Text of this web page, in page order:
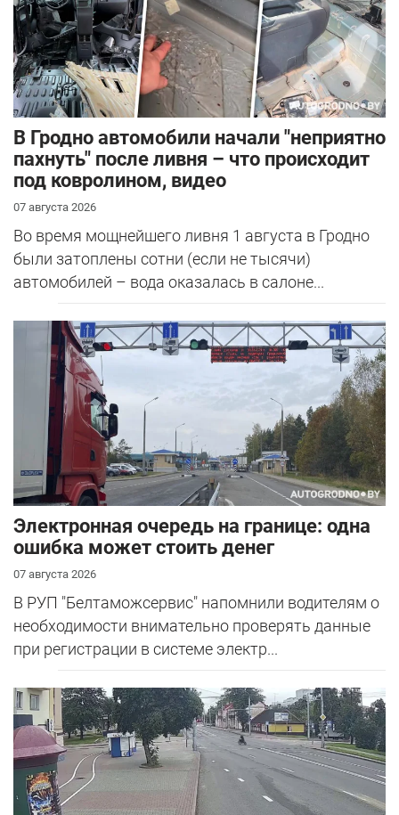
В Гродно автомобили начали "неприятно
пахнуть" после ливня – что происходит
под ковролином, видео
07 августа 2026
Во время мощнейшего ливня 1 августа в Гродно
были затоплены сотни (если не тысячи)
автомобилей – вода оказалась в салоне...
Электронная очередь на границе: одна
ошибка может стоить денег
07 августа 2026
В РУП "Белтаможсервис" напомнили водителям о
необходимости внимательно проверять данные
при регистрации в системе электр...